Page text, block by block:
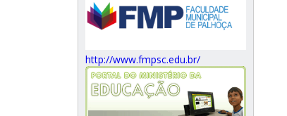
http://www.fmpsc.edu.br/